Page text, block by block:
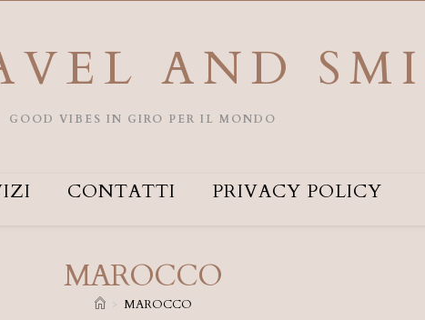
AND
GOOD VIBES IN GIRO PER IL MONDO
CONTATTI PRIVACY POLICY
MAROCCO
> MAROCCO